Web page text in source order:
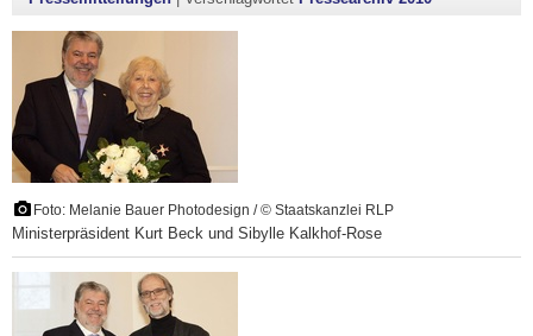
Foto: Melanie Bauer Photodesign / © Staatskanzlei RLP
Ministerpräsident Kurt Beck und Sibylle Kalkhof-Rose